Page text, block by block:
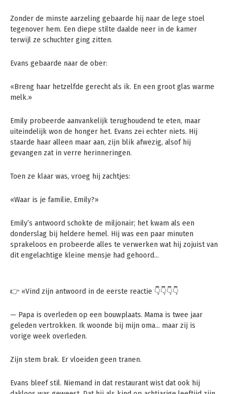
Zonder de minste aarzeling gebaarde hij naar de lege stoel
tegenover hem. Een diepe stilte daalde neer in de kamer
terwijl ze schuchter ging zitten.
Evans gebaarde naar de ober:
«Breng haar hetzelfde gerecht als ik. En een groot glas warme
melk.»
Emily probeerde aanvankelijk terughoudend te eten, maar
uiteindelijk won de honger het. Evans zei echter niets. Hij
staarde haar alleen maar aan, zijn blik afwezig, alsof hij
gevangen zat in verre herinneringen.
Toen ze klaar was, vroeg hij zachtjes:
«Waar is je familie, Emily?»
Emily’s antwoord schokte de miljonair; het kwam als een
donderslag bij heldere hemel. Hij was een paar minuten
sprakeloos en probeerde alles te verwerken wat hij zojuist van
dit engelachtige kleine mensje had gehoord…
👉 «Vind zijn antwoord in de eerste reactie 👇👇👇👇
— Papa is overleden op een bouwplaats. Mama is twee jaar
geleden vertrokken. Ik woonde bij mijn oma… maar zij is
vorige week overleden.
Zijn stem brak. Er vloeiden geen tranen.
Evans bleef stil. Niemand in dat restaurant wist dat ook hij